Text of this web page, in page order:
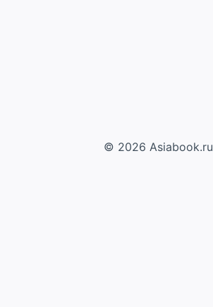
© 2026 Asiabook.ru